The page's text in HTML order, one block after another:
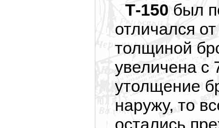
Т-150 был
отличался
толщиной
увеличена с
утолщение
наружу, то
остались